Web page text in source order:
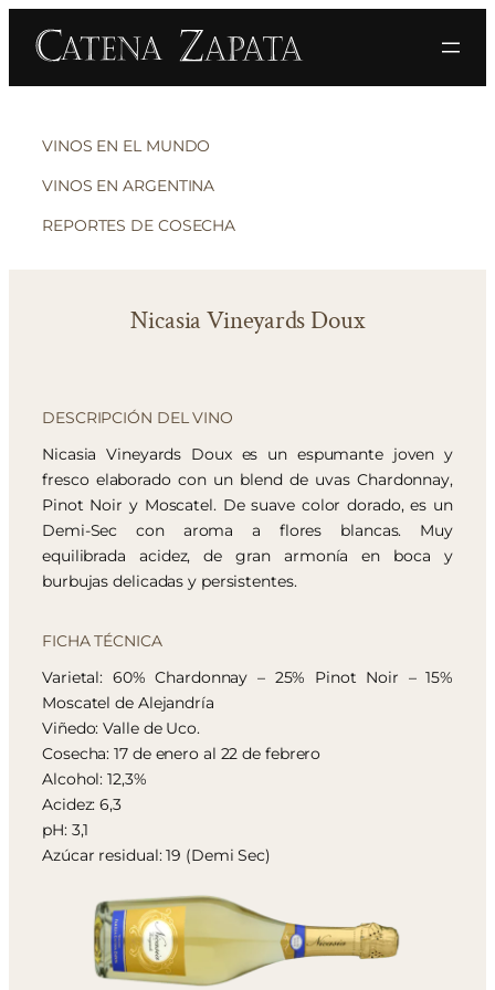
VINOS EN EL MUNDO
VINOS EN ARGENTINA
REPORTES DE COSECHA
Nicasia Vineyards Doux
DESCRIPCIÓN DEL VINO
Nicasia Vineyards Doux es un espumante joven y
fresco elaborado con un blend de uvas Chardonnay,
Pinot Noir y Moscatel. De suave color dorado, es un
Demi-Sec con aroma a flores blancas. Muy
equilibrada acidez, de gran armonía en boca y
burbujas delicadas y persistentes.
FICHA TÉCNICA
Varietal: 60% Chardonnay – 25% Pinot Noir – 15%
Moscatel de Alejandría
Viñedo: Valle de Uco.
Cosecha: 17 de enero al 22 de febrero
Alcohol: 12,3%
Acidez: 6,3
pH: 3,1
Azúcar residual: 19 (Demi Sec)